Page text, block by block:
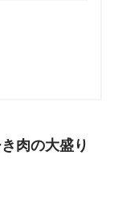
肉の大盛り